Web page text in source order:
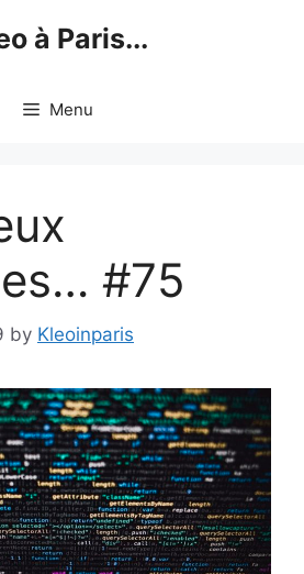
à Paris...
Menu
#75
by Kleoinparis